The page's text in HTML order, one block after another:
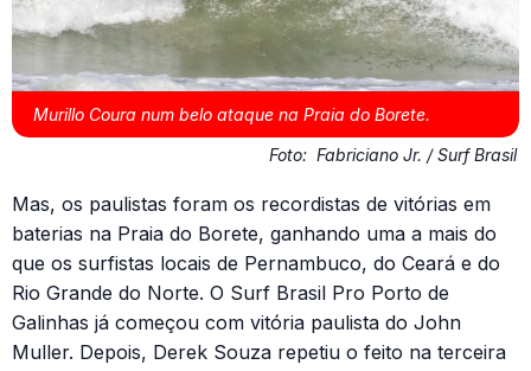
Murillo Coura num belo ataque na Praia do Borete.
Foto: Fabriciano Jr. / Surf Brasil
Mas, os paulistas foram os recordistas de vitórias em
baterias na Praia do Borete, ganhando uma a mais do
que os surfistas locais de Pernambuco, do Ceará e do
Rio Grande do Norte. O Surf Brasil Pro Porto de
Galinhas já começou com vitória paulista do John
Muller. Depois, Derek Souza repetiu o feito na terceira